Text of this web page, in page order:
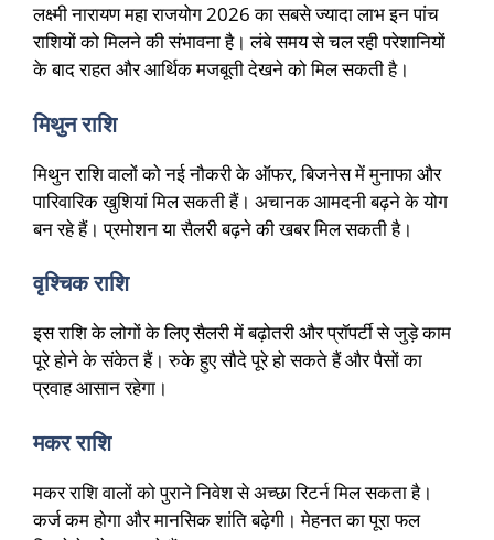
लक्ष्मी नारायण महा राजयोग 2026 का सबसे ज्यादा लाभ इन पांच
राशियों को मिलने की संभावना है। लंबे समय से चल रही परेशानियों
के बाद राहत और आर्थिक मजबूती देखने को मिल सकती है।
मिथुन राशि
मिथुन राशि वालों को नई नौकरी के ऑफर, बिजनेस में मुनाफा और
पारिवारिक खुशियां मिल सकती हैं। अचानक आमदनी बढ़ने के योग
बन रहे हैं। प्रमोशन या सैलरी बढ़ने की खबर मिल सकती है।
वृश्चिक राशि
इस राशि के लोगों के लिए सैलरी में बढ़ोतरी और प्रॉपर्टी से जुड़े काम
पूरे होने के संकेत हैं। रुके हुए सौदे पूरे हो सकते हैं और पैसों का
प्रवाह आसान रहेगा।
मकर राशि
मकर राशि वालों को पुराने निवेश से अच्छा रिटर्न मिल सकता है।
कर्ज कम होगा और मानसिक शांति बढ़ेगी। मेहनत का पूरा फल